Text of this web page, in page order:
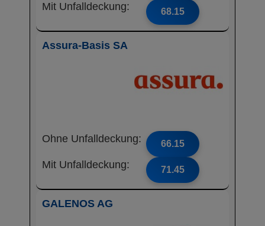
Mit Unfalldeckung: 68.15
Assura-Basis SA
Ohne Unfalldeckung: 66.15
Mit Unfalldeckung: 71.45
GALENOS AG